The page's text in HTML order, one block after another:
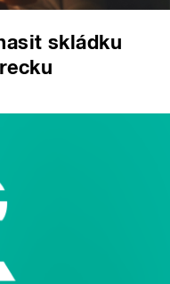
skládku